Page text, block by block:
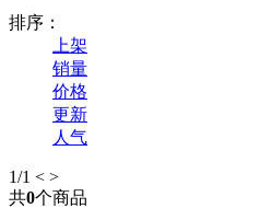
排序：
上架
销量
价格
更新
人气
1/1 < >
共0个商品